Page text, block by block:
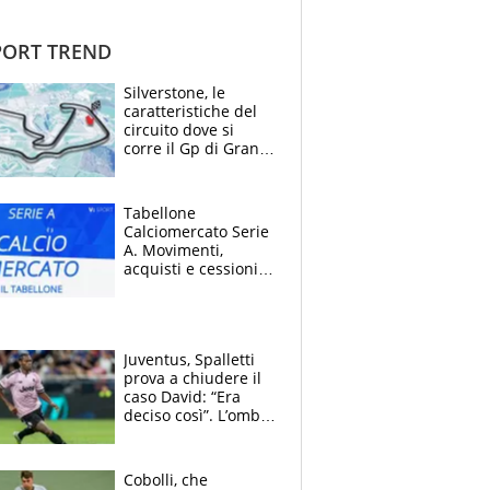
TREND
Silverstone, le
caratteristiche del
circuito dove si
corre il Gp di Gran
Tabellone
Calciomercato Serie
A. Movimenti,
acquisti e cessioni:
Juventus, Spalletti
prova a chiudere il
caso David: “Era
deciso così”. L’ombra
Cobolli, che